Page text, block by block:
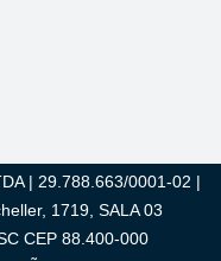
| 29.788.663/0001-02 |
1719, SALA 03
CEP 88.400-000